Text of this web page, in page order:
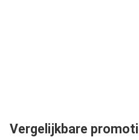
Vergelijkbare